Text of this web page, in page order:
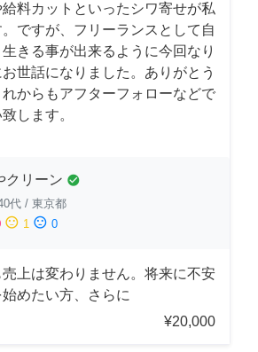
料カットといったシワ寄せが私
ですが、フリーランスとして自
きる事が出来るように今回なり
世話になりました。ありがとう
からもアフターフォローなどで
します。
クリーン check_circle
代 / 東京都
sentiment_neutral 1 sentiment_dissatisfied 0
上は変わりません。将来に不安
めたい方、さらに
¥20,000